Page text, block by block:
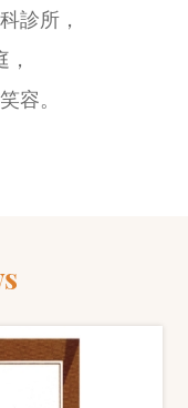
診所，
容。